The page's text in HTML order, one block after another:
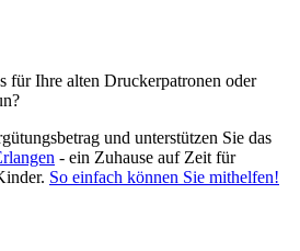
für Ihre alten Druckerpatronen oder
und unterstützen Sie das
- ein Zuhause auf Zeit für
So einfach können Sie mithelfen!